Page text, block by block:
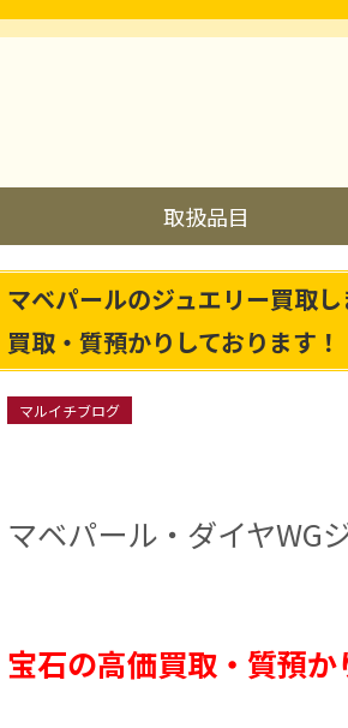
取扱品目
マベパールのジュエリー買取
買取・質預かりしております！
マルイチブログ
マベパール・ダイヤWG
宝石の高価買取・質預